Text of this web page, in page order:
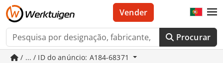
Procurar
Vender
/ ... / ID do anúncio: A184-68371